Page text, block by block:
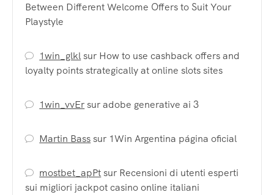
Between Different Welcome Offers to Suit Your
Playstyle
1win_glklsur How to use cashback offers and
loyalty points strategically at online slots sites
1win_vvErsuradobe generative ai 3
Martin Basssur 1Win Argentina página oficial
mostbet_apPtsur Recensioni di utenti esperti
sui migliori jackpot casino online italiani